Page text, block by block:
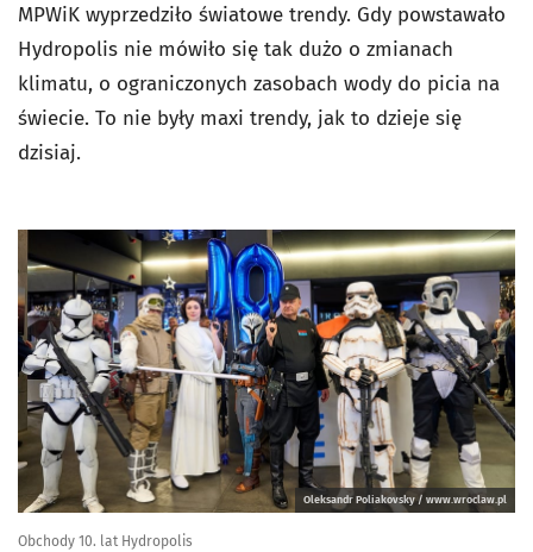
MPWiK wyprzedziło światowe trendy. Gdy powstawało
Hydropolis nie mówiło się tak dużo o zmianach
klimatu, o ograniczonych zasobach wody do picia na
świecie. To nie były maxi trendy, jak to dzieje się
dzisiaj.
Oleksandr Poliakovsky / www.wroclaw.pl
Obchody 10. lat Hydropolis